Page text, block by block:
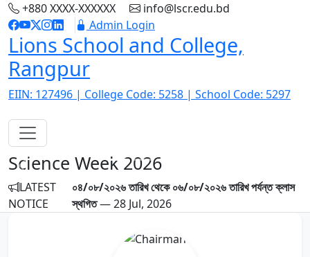
+880 XXXX-XXXXXX
info@lscr.edu.bd
Admin Login
Lions School and College,
Rangpur
EIIN: 127496 | College Code: 5258 | School Code: 5297
Science Week 2026
Previous
LATEST
NOTICE
০৪/০৮/২০২৬ তারিখ থেকে ০৬/০৮/২০২৬ তারিখ পর্যন্ত ক্লাস
স্থগিত— 28 Jul, 2026